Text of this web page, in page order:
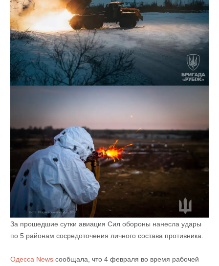
За прошедшие сутки авиация Сил обороны нанесла удары
по 5 районам сосредоточения личного состава противника.
Одесса Newsсообщала, что 4 февраля во время рабочей